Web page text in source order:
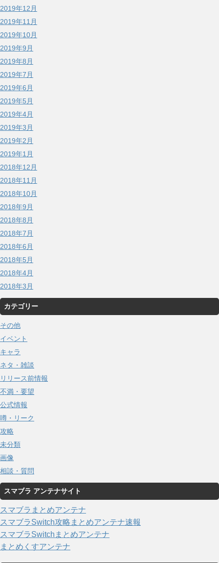
2019年12月
2019年11月
2019年10月
2019年9月
2019年8月
2019年7月
2019年6月
2019年5月
2019年4月
2019年3月
2019年2月
2019年1月
2018年12月
2018年11月
2018年10月
2018年9月
2018年8月
2018年7月
2018年6月
2018年5月
2018年4月
2018年3月
カテゴリー
その他
イベント
キャラ
ネタ・雑談
リリース前情報
不満・要望
公式情報
噂・リーク
攻略
未分類
画像
相談・質問
スマブラ アンテナサイト
スマブラまとめアンテナ
スマブラSwitch攻略まとめアンテナ速報
スマブラSwitchまとめアンテナ
まとめくすアンテナ